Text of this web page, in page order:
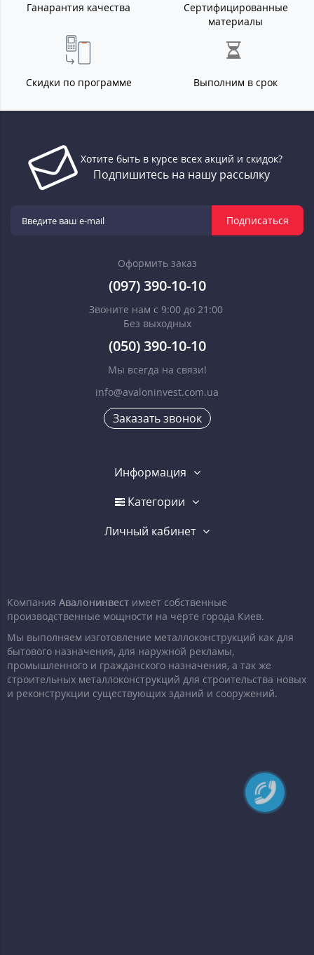
Ганарантия качества
Сертифицированные
материалы
Скидки по программе Выполним в срок
Хотите быть в курсе всех акций и скидок?
Подпишитесь на нашу рассылку
Подписаться
Оформить заказ
(097) 390-10-10
Звоните нам с 9:00 до 21:00
Без выходных
(050) 390-10-10
Мы всегда на связи!
info@avaloninvest.com.ua
Заказать звонок
Информация
Категории
Личный кабинет
Компания Авалонинвест имеет собственные
производственные мощности на черте города Киев.
Мы выполняем изготовление металлоконструкций как для
бытового назначения, для наружной рекламы,
промышленного и гражданского назначения, а так же
строительных металлоконструкций для строительства новых
и реконструкции существующих зданий и сооружений.